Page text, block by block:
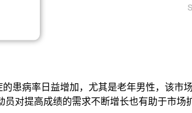
患病率日益增加，尤其是老年男性，该市
对提高成绩的需求不断增长也有助于市场